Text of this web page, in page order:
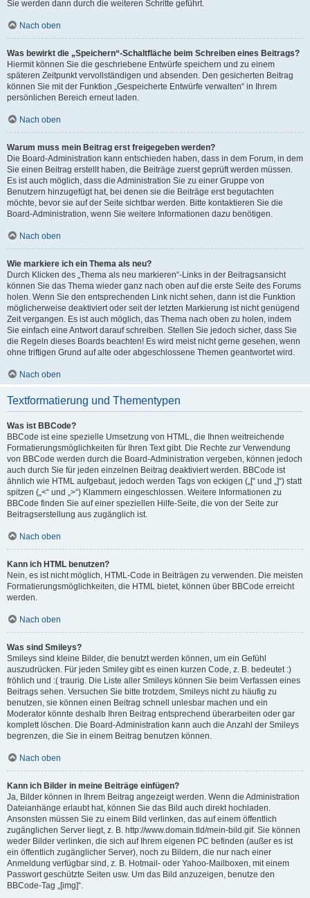
Sie werden dann durch die weiteren Schritte geführt.
Nach oben
Was bewirkt die „Speichern“-Schaltfläche beim Schreiben eines Beitrags?
Hiermit können Sie die geschriebene Entwürfe speichern und zu einem
späteren Zeitpunkt vervollständigen und absenden. Den gesicherten Beitrag
können Sie mit der Funktion „Gespeicherte Entwürfe verwalten“ in Ihrem
persönlichen Bereich erneut laden.
Nach oben
Warum muss mein Beitrag erst freigegeben werden?
Die Board-Administration kann entschieden haben, dass in dem Forum, in dem
Sie einen Beitrag erstellt haben, die Beiträge zuerst geprüft werden müssen.
Es ist auch möglich, dass die Administration Sie zu einer Gruppe von
Benutzern hinzugefügt hat, bei denen sie die Beiträge erst begutachten
möchte, bevor sie auf der Seite sichtbar werden. Bitte kontaktieren Sie die
Board-Administration, wenn Sie weitere Informationen dazu benötigen.
Nach oben
Wie markiere ich ein Thema als neu?
Durch Klicken des „Thema als neu markieren“-Links in der Beitragsansicht
können Sie das Thema wieder ganz nach oben auf die erste Seite des Forums
holen. Wenn Sie den entsprechenden Link nicht sehen, dann ist die Funktion
möglicherweise deaktiviert oder seit der letzten Markierung ist nicht genügend
Zeit vergangen. Es ist auch möglich, das Thema nach oben zu holen, indem
Sie einfach eine Antwort darauf schreiben. Stellen Sie jedoch sicher, dass Sie
die Regeln dieses Boards beachten! Es wird meist nicht gerne gesehen, wenn
ohne triftigen Grund auf alte oder abgeschlossene Themen geantwortet wird.
Nach oben
Textformatierung und Thementypen
Was ist BBCode?
BBCode ist eine spezielle Umsetzung von HTML, die Ihnen weitreichende
Formatierungsmöglichkeiten für Ihren Text gibt. Die Rechte zur Verwendung
von BBCode werden durch die Board-Administration vergeben, können jedoch
auch durch Sie für jeden einzelnen Beitrag deaktiviert werden. BBCode ist
ähnlich wie HTML aufgebaut, jedoch werden Tags von eckigen („[“ und „]“) statt
spitzen („<“ und „>“) Klammern eingeschlossen. Weitere Informationen zu
BBCode finden Sie auf einer speziellen Hilfe-Seite, die von der Seite zur
Beitragserstellung aus zugänglich ist.
Nach oben
Kann ich HTML benutzen?
Nein, es ist nicht möglich, HTML-Code in Beiträgen zu verwenden. Die meisten
Formatierungsmöglichkeiten, die HTML bietet, können über BBCode erreicht
werden.
Nach oben
Was sind Smileys?
Smileys sind kleine Bilder, die benutzt werden können, um ein Gefühl
auszudrücken. Für jeden Smiley gibt es einen kurzen Code, z. B. bedeutet :)
fröhlich und :( traurig. Die Liste aller Smileys können Sie beim Verfassen eines
Beitrags sehen. Versuchen Sie bitte trotzdem, Smileys nicht zu häufig zu
benutzen, sie können einen Beitrag schnell unlesbar machen und ein
Moderator könnte deshalb Ihren Beitrag entsprechend überarbeiten oder gar
komplett löschen. Die Board-Administration kann auch die Anzahl der Smileys
begrenzen, die Sie in einem Beitrag benutzen können.
Nach oben
Kann ich Bilder in meine Beiträge einfügen?
Ja, Bilder können in Ihrem Beitrag angezeigt werden. Wenn die Administration
Dateianhänge erlaubt hat, können Sie das Bild auch direkt hochladen.
Ansonsten müssen Sie zu einem Bild verlinken, das auf einem öffentlich
zugänglichen Server liegt, z. B. http://www.domain.tld/mein-bild.gif. Sie können
weder Bilder verlinken, die sich auf Ihrem eigenen PC befinden (außer es ist
ein öffentlich zugänglicher Server), noch zu Bildern, die nur nach einer
Anmeldung verfügbar sind, z. B. Hotmail- oder Yahoo-Mailboxen, mit einem
Passwort geschützte Seiten usw. Um das Bild anzuzeigen, benutze den
BBCode-Tag „[img]“.